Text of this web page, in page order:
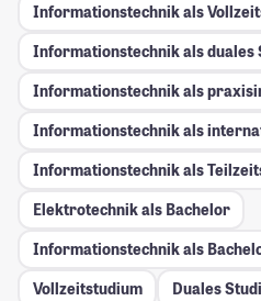
Informationstechnik als
Informationstechnik als duales
Informationstechnik als
Informationstechnik als
Informationstechnik als
Elektrotechnik als Bachelor
Informationstechnik als
Vollzeitstudium
Duales